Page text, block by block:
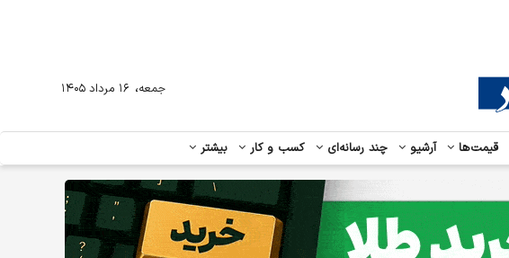
قیمت‌ها آرشیو چند رسانه‌ای کسب و کار بیشتر
جمعه، ۱۶ مرداد ۱۴۰۵